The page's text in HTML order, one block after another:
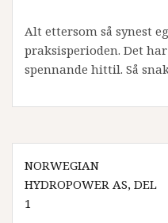
Alt ettersom så synest
praksisperioden. Det
spennande hittil. Så
NORWEGIAN
HYDROPOWER AS, DEL
1